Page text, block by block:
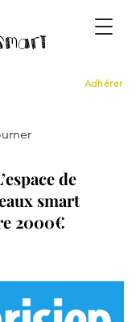
Adhérer
de
smart
2000€